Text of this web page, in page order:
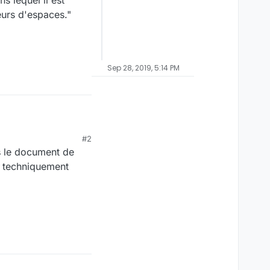
d'espaces."
refusé".
de type :
#2
le document de
Sep 28, 2019, 5:14 PM